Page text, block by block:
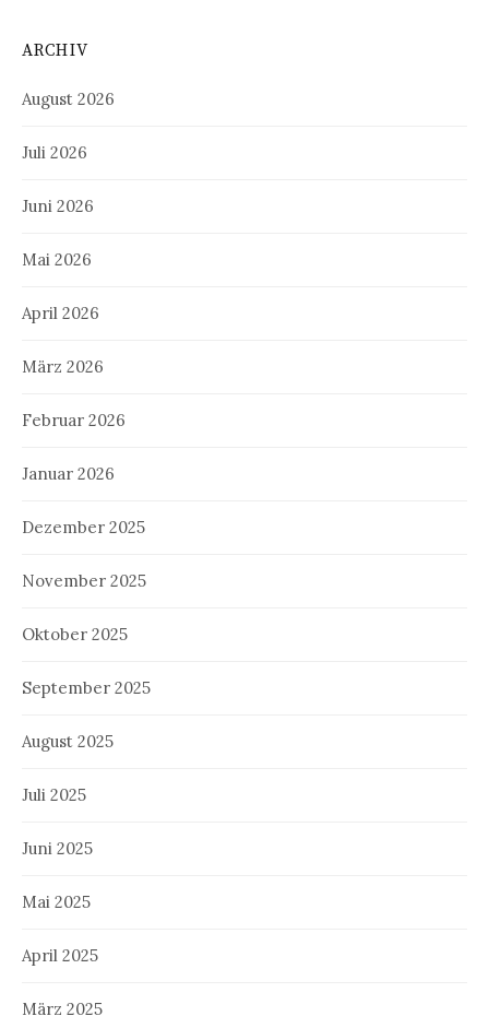
ARCHIV
August 2026
Juli 2026
Juni 2026
Mai 2026
April 2026
März 2026
Februar 2026
Januar 2026
Dezember 2025
November 2025
Oktober 2025
September 2025
August 2025
Juli 2025
Juni 2025
Mai 2025
April 2025
März 2025